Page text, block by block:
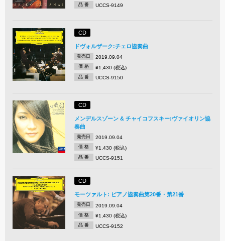
品 番 UCCS-9149
CD
ドヴォルザーク:チェロ協奏曲
発売日 2019.09.04
価 格 ¥1,430 (税込)
品 番 UCCS-9150
CD
メンデルスゾーン & チャイコフスキー:ヴァイオリン協
奏曲
発売日 2019.09.04
価 格 ¥1,430 (税込)
品 番 UCCS-9151
CD
モーツァルト: ピアノ協奏曲第20番・第21番
発売日 2019.09.04
価 格 ¥1,430 (税込)
品 番 UCCS-9152